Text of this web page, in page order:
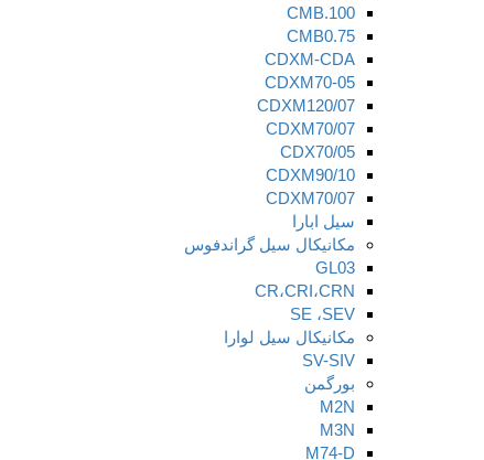
CMB.100
CMB0.75
CDXM-CDA
CDXM70-05
CDXM120/07
CDXM70/07
CDX70/05
CDXM90/10
CDXM70/07
سیل ابارا
مکانیکال سیل گراندفوس
GL03
CR،CRI،CRN
SE ،SEV
مکانیکال سیل لوارا
SV-SIV
بورگمن
M2N
M3N
M74-D